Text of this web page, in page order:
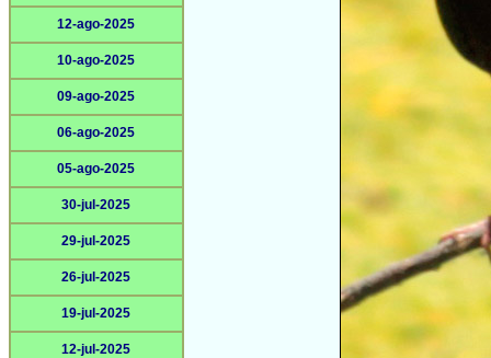
12-ago-2025
10-ago-2025
09-ago-2025
06-ago-2025
05-ago-2025
30-jul-2025
29-jul-2025
26-jul-2025
19-jul-2025
12-jul-2025